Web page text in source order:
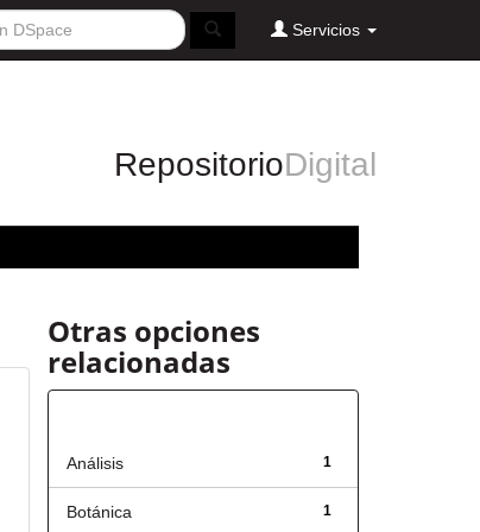
Servicios
RepositorioDigital
Otras opciones
relacionadas
1
Análisis
1
Botánica